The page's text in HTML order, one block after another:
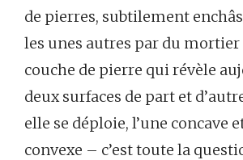
de pierres, subtilement
les unes autres par du mortier
couche de pierre qui révèle
deux surfaces de part et
elle se déploie, l’une concave
convexe – c’est toute la